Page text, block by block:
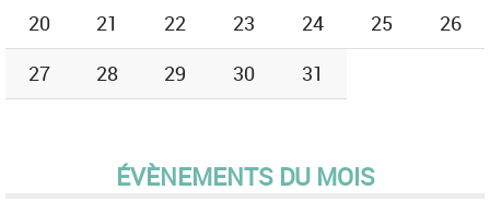
20
21 22 23 24 25
26
27
28 29 30 31
ÉVÈNEMENTS DU MOIS